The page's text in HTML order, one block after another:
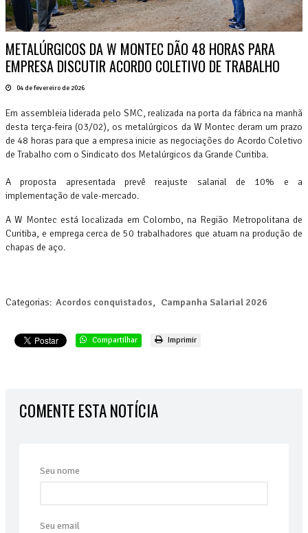
METALÚRGICOS DA W MONTEC DÃO 48 HORAS PARA
EMPRESA DISCUTIR ACORDO COLETIVO DE TRABALHO
04 de fevereiro de 2026
Em assembleia liderada pelo SMC, realizada na porta da fábrica na manhã
desta terça-feira (03/02), os metalúrgicos da W Montec deram um prazo
de 48 horas para que a empresa inicie as negociações do Acordo Coletivo
de Trabalho com o Sindicato dos Metalúrgicos da Grande Curitiba.
A proposta apresentada prevê reajuste salarial de 10% e a
implementação de vale-mercado.
A W Montec está localizada em Colombo, na Região Metropolitana de
Curitiba, e emprega cerca de 50 trabalhadores que atuam na produção de
chapas de aço.
Categorias: Acordos conquistados, Campanha Salarial 2026
Compartilhar Imprimir
COMENTE ESTA NOTÍCIA
Seu nome
Seu email